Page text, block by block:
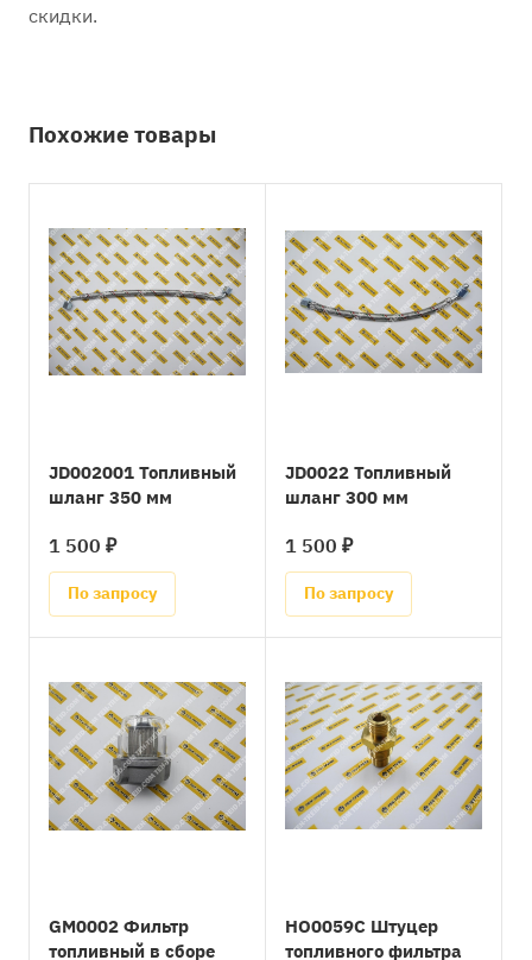
скидки.
Похожие товары
JD002001 Топливный
шланг 350 мм
1 500 ₽
По запросу
JD0022 Топливный
шланг 300 мм
1 500 ₽
По запросу
GM0002 Фильтр
топливный в сборе
HO0059C Штуцер
топливного фильтра